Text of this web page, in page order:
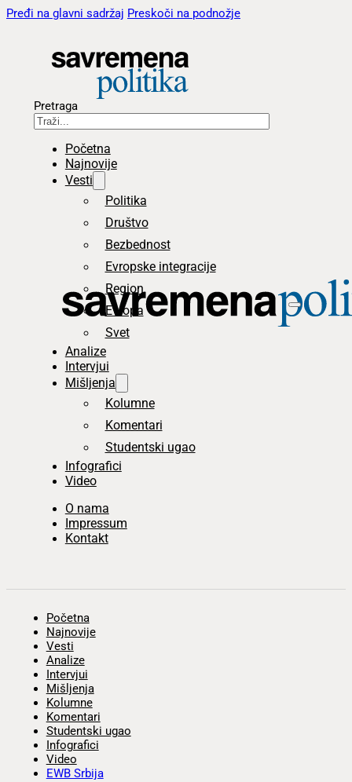
Pređi na glavni sadržaj Preskoči na podnožje
Pretraga
Početna
Najnovije
Vesti
Politika
Društvo
Bezbednost
Evropske integracije
Region
Evropa
Svet
Analize
Intervjui
Mišljenja
Kolumne
Komentari
Studentski ugao
Infografici
Video
O nama
Impressum
Kontakt
Početna
Najnovije
Vesti
Analize
Intervjui
Mišljenja
Kolumne
Komentari
Studentski ugao
Infografici
Video
EWB Srbija